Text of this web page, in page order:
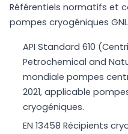
Référentiels normatifs et
pompes cryogéniques
API Standard 610
Petrochemical and
mondiale pompes
2021, applicable
cryogéniques.
EN 13458 Récipients